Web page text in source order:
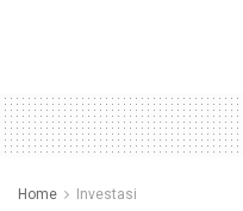
Home Investasi